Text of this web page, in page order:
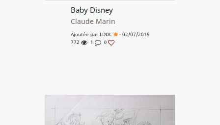
Baby Disney
Claude Marin
Ajoutée par LDDC
- 02/07/2019
772
1 0